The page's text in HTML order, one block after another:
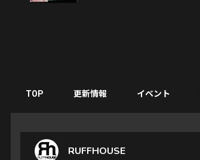
TOP 更新情報 イベント
RUFFHOUSE